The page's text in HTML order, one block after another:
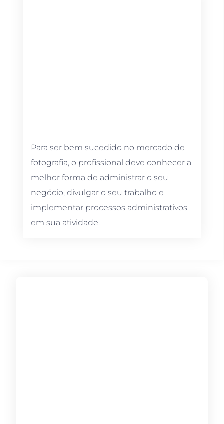
Para ser bem sucedido no mercado de
fotografia, o profissional deve conhecer a
melhor forma de administrar o seu
negócio, divulgar o seu trabalho e
implementar processos administrativos
em sua atividade.